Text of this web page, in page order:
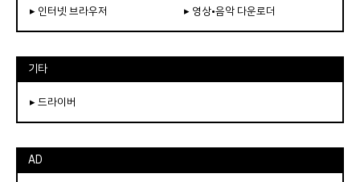
▸ 인터넷 브라우저 ▸ 영상•음악 다운로더
기타
▸ 드라이버
AD